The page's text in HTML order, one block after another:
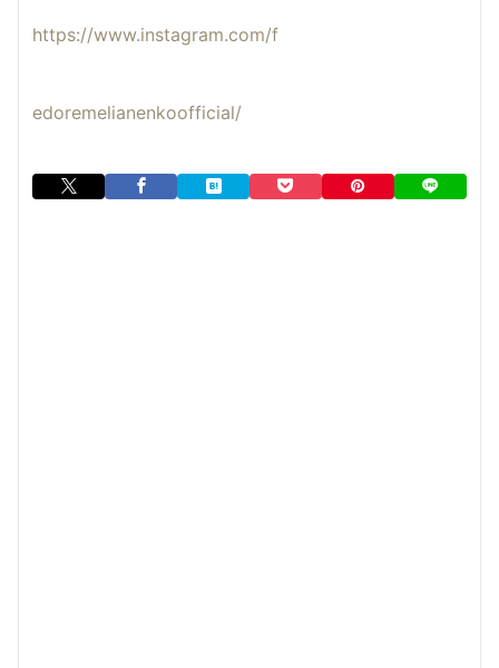
https://www.instagram.com/f
edoremelianenkoofficial/